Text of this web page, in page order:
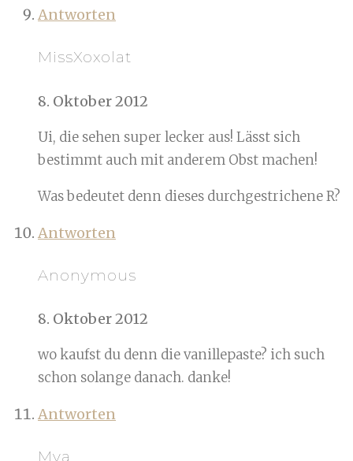
Antworten
MissXoxolat
8. Oktober 2012
Ui, die sehen super lecker aus! Lässt sich
bestimmt auch mit anderem Obst machen!
Was bedeutet denn dieses durchgestrichene R?
Antworten
Anonymous
8. Oktober 2012
wo kaufst du denn die vanillepaste? ich such
schon solange danach. danke!
Antworten
Mya